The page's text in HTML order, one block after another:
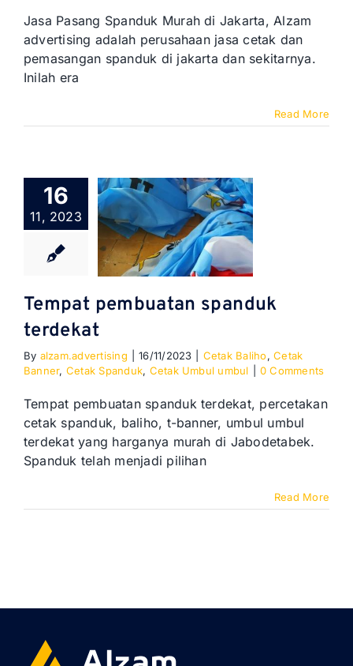
KONTAK
BLOG
Jasa Pasang Spanduk Murah di Jakarta, Alzam
advertising adalah perusahaan jasa cetak dan
pemasangan spanduk di jakarta dan sekitarnya.
Inilah era
Read More
16
11, 2023
Tempat pembuatan spanduk
terdekat
By alzam.advertising 16/11/2023 Cetak Baliho,Cetak
Banner, Cetak Spanduk, Cetak Umbul umbul 0 Comments
Tempat pembuatan spanduk terdekat, percetakan
cetak spanduk, baliho, t-banner, umbul umbul
terdekat yang harganya murah di Jabodetabek.
Spanduk telah menjadi pilihan
Read More